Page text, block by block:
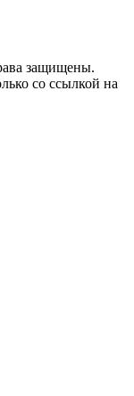
защищены.
со ссылкой на